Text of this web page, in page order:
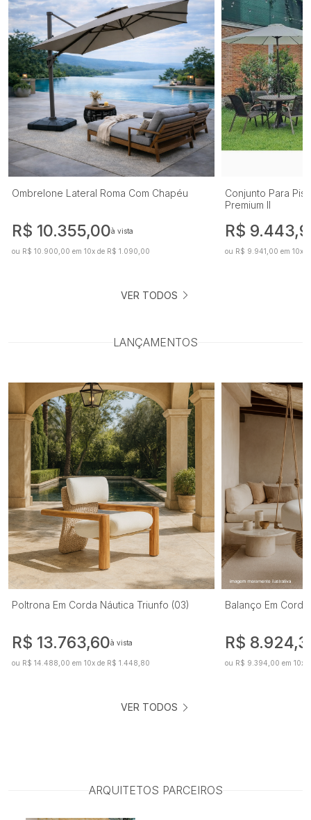
Ombrelone Lateral Roma Com Chapéu
R$ 10.355,00à vista
ou R$ 10.900,00 em 10x de R$ 1.090,00
Conjunto Para
Premium II
R$
ou R$ 9.941,00 em 10x
VER TODOS
LANÇAMENTOS
Poltrona Em Corda Náutica Triunfo (03)
R$ 13.763,60à vista
ou R$ 14.488,00 em 10x de R$ 1.448,80
Balanço Em
R$
ou R$ 9.394,00 em 10x
VER TODOS
ARQUITETOS PARCEIROS